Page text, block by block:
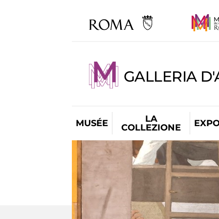
GALLERIA
MUSÉE
LA
COLLEZIONE